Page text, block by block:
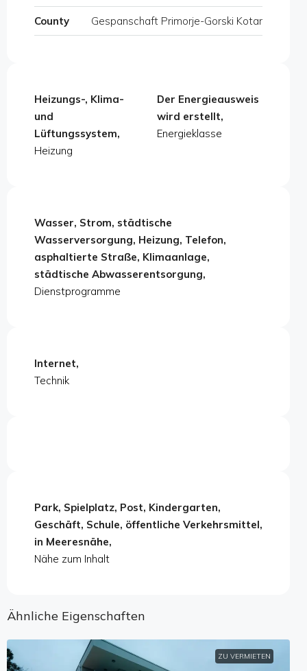
County Gespanschaft Primorje-Gorski Kotar
Heizungs-, Klima-
und
Lüftungssystem,
Heizung
Der Energieausweis
wird erstellt,
Energieklasse
Wasser, Strom, städtische
Wasserversorgung, Heizung, Telefon,
asphaltierte Straße, Klimaanlage,
städtische Abwasserentsorgung,
Dienstprogramme
Internet,
Technik
Park, Spielplatz, Post, Kindergarten,
Geschäft, Schule, öffentliche Verkehrsmittel,
in Meeresnähe,
Nähe zum Inhalt
Ähnliche Eigenschaften
ZU VERMIETEN